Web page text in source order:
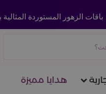
باقات الزهور المستوردة
هدايا مميزة